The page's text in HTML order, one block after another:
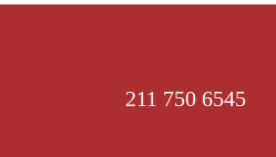
211 750 6545